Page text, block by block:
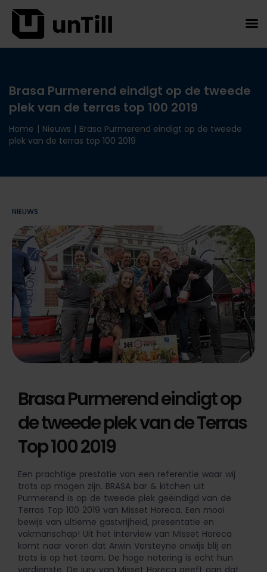
Brasa Purmerend eindigt op de tweede
plek van de terras top 100 2019
Home | Nieuws | Brasa Purmerend eindigt op de tweede
plek van de terras top 100 2019
NIEUWS
Brasa Purmerend eindigt op
de tweede plek van de Terras
Top 100 2019
Een prachtige prestatie van een referentie waar wij
trots op mogen zijn. BRASA bar & kitchen uit
Purmerend is op de tweede plek geëindigd van de
Terras Top 100 2019 van Misset Horeca. Een mooi
bewijs van ultieme gastvrijheid, presentatie en
vakmanschap! Uit het interview van Misset Horeca
komt naar voren dat Arwin Versteyne onwijs blij en
trots is op het team. De hoge notering is echt hun
verdienste. De jury van Misset Horeca geeft aan dat